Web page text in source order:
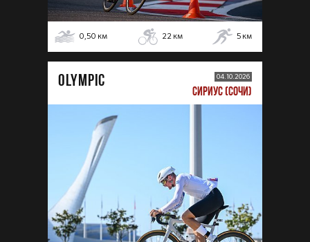
0,50 км 22 км 5 км
OLYMPIC 04.10.2026
СИРИУС (СОЧИ)